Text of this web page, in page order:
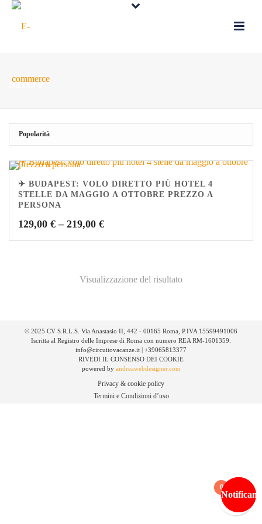
SHOP
✈ BUDAPEST: VOLO DIRETTO PIÙ HOTEL 4
STELLE DA MAGGIO A OTTOBRE PREZZO A
PERSONA
129,00 € – 219,00 €
Visualizzazione del risultato
© 2025 CV S.R.L.S. Via Anastasio II, 442 - 00165 Roma, P.IVA 15599491006
Iscritta al Registro delle Imprese di Roma con numero REA RM-1601359.
info@circuitovacanze.it | +39065813377
RIVEDI IL CONSENSO DEI COOKIE
powered by andreawebdesigner.com
Privacy & cookie policy
Termini e Condizioni d’uso
0
Notificami
Notificami